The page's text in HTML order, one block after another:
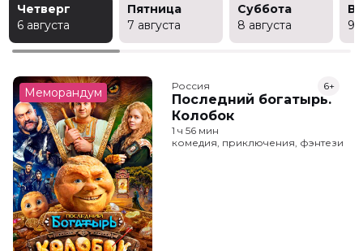
Четверг
6 августа
Пятница
7 августа
Суббота
8 августа
9
Меморандум Россия
Последний богатырь.
Колобок
6+
1 ч 56 мин
комедия, приключения, фэнтези